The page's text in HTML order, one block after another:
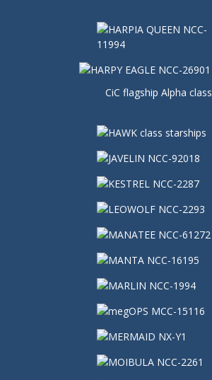
CiC flagship Alpha class